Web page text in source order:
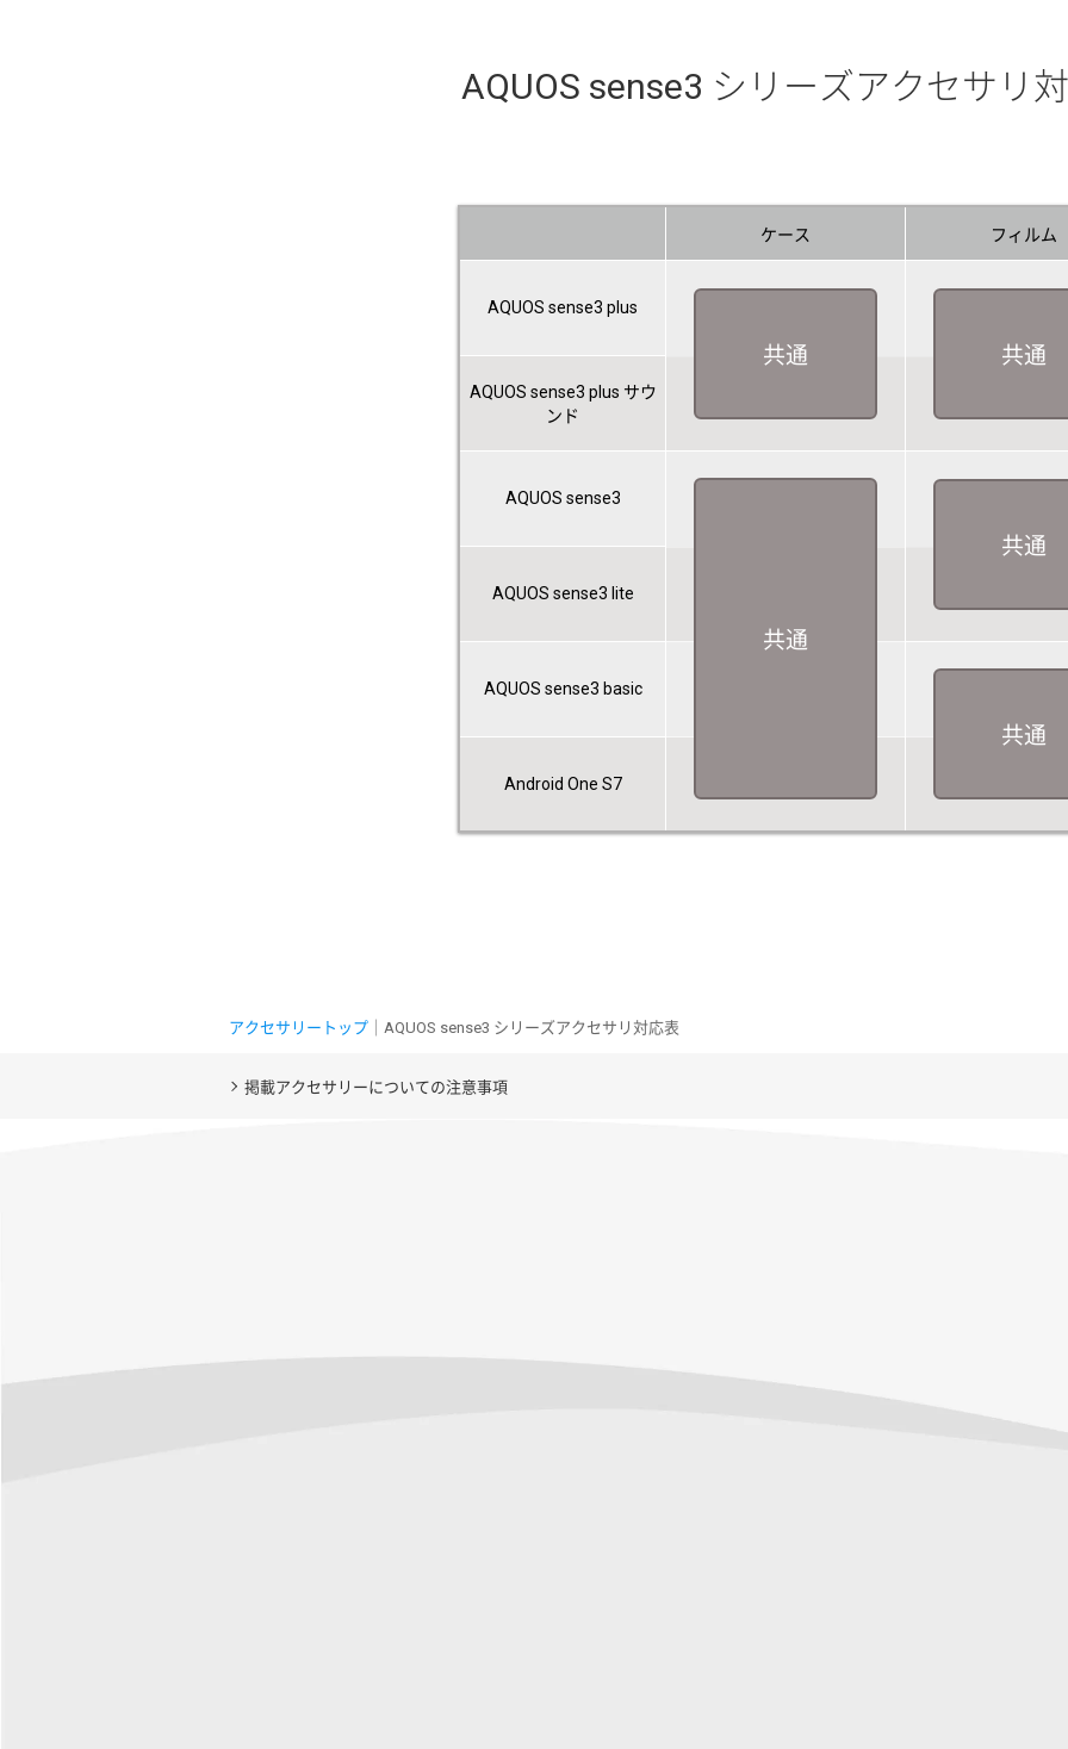
AQUOS sense3 シリーズアクセサリ
ケース フィルム
AQUOS sense3 plus
共通 共通
AQUOS sense3 plus サウ
ンド
AQUOS sense3
共通
共通
AQUOS sense3 lite
AQUOS sense3 basic
共通
Android One S7
アクセサリートップ ｜AQUOS sense3 シリーズアクセサリ対応表
掲載アクセサリーについての注意事項